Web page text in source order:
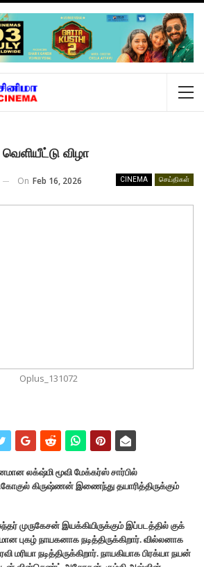
விழா
CINEMA செய்திகள்
On Feb 16, 2026
Oplus_131072
லக்‌ஷ்மி மூவி மேக்கர்ஸ் சார்பில்
கிருஷ்ணன் இணைந்து தயாரித்திருக்கும்
முருகேசன் இயக்கியிருக்கும் இப்படத்தில் குக்
புகழ் நாயகனாக நடித்திருக்கிறார். வில்லனாக
மரியா நடித்திருக்கிறார். நாயகியாக பிரக்யா நயன்